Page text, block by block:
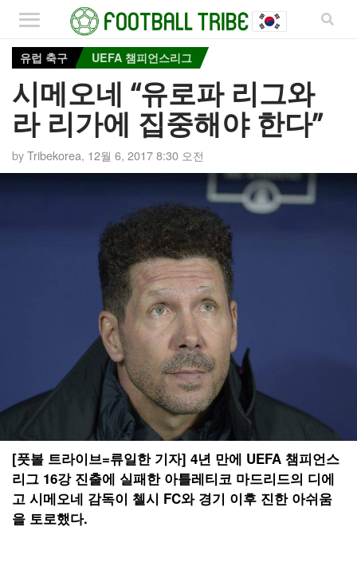
유럽 축구 UEFA 챔피언스리그
시메오네 “유로파 리그와
라 리가에 집중해야 한다”
byTribekorea, 12월 6, 2017 8:30 오전
[풋볼 트라이브=류일한 기자] 4년 만에 UEFA 챔피언스
리그 16강 진출에 실패한 아틀레티코 마드리드의 디에
고 시메오네 감독이 첼시 FC와 경기 이후 진한 아쉬움
을 토로했다.